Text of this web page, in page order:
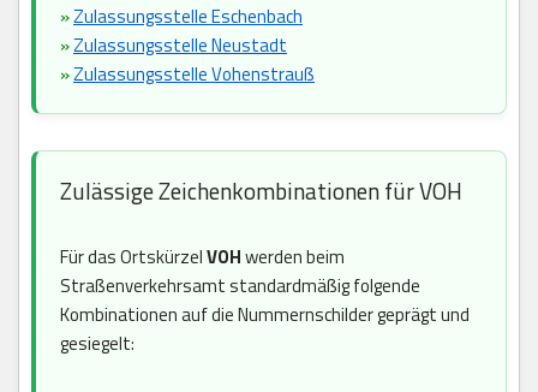
»Zulassungsstelle Eschenbach
»Zulassungsstelle Neustadt
»Zulassungsstelle Vohenstrauß
Zulässige Zeichenkombinationen für VOH
Für das OrtskürzelVOHwerden beim
Straßenverkehrsamt standardmäßig folgende
Kombinationen auf die Nummernschilder geprägt und
gesiegelt: